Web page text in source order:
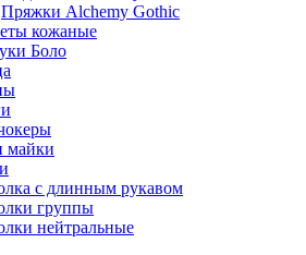
Пряжки Alchemy Gothic
кожаные
Боло
майки
с длинным рукавом
группы
нейтральные